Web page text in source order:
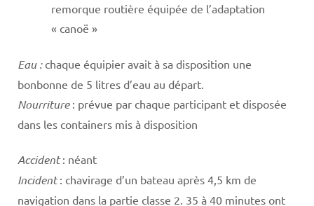
remorque routière équipée de l’adaptation
« canoë »
Eau : chaque équipier avait à sa disposition une
bonbonne de 5 litres d’eau au départ.
Nourriture: prévue par chaque participant et disposée
dans les containers mis à disposition
Accident: néant
Incident: chavirage d’un bateau après 4,5 km de
navigation dans la partie classe 2. 35 à 40 minutes ont